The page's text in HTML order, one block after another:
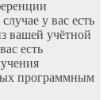
у вас есть
вашей учётной
есть
программным